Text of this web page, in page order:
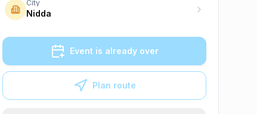
City
Nidda
Event is already over
Plan route